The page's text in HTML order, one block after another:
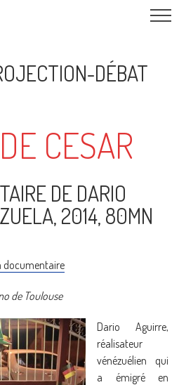
DÉBAT
CESAR
DE DARIO
2014, 80MN
documentaire
de Toulouse
Dario Aguirre,
réalisateur
vénézuélien qui
a émigré en